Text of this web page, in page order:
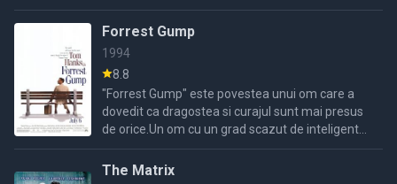
Satul de slujba sa si dezgustat de societatea de
consum in care ...
Forrest Gump
1994
8.8
"Forrest Gump" este povestea unui om care a
dovedit ca dragostea si curajul sunt mai presus
de orice.Un om cu un grad scazut de inteligenta
care incearca sa si invinga handicapul, se
The Matrix